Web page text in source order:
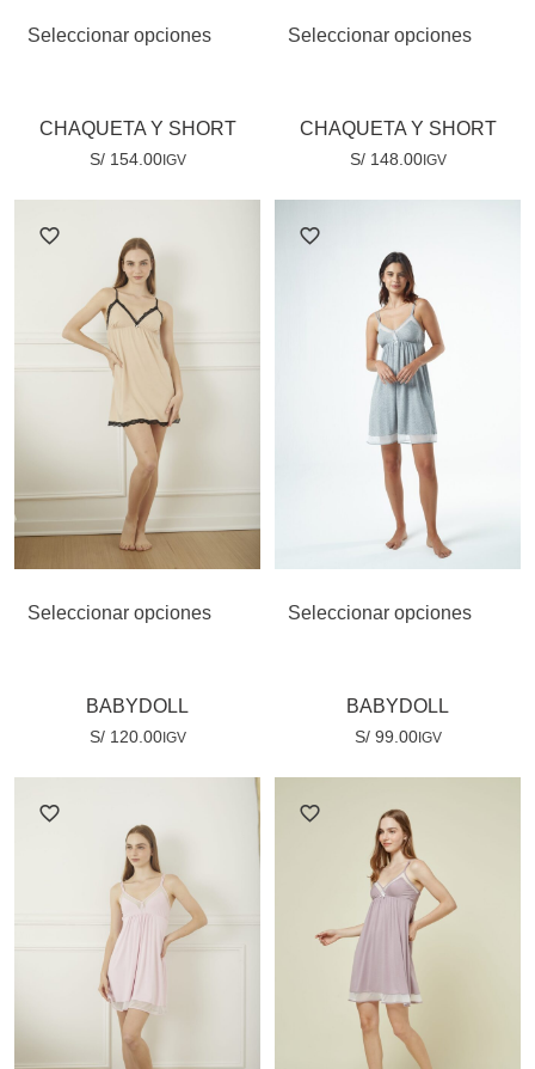
Seleccionar opciones
CHAQUETA Y SHORT
S/154.00IGV
Seleccionar opciones
CHAQUETA Y SHORT
S/148.00IGV
Seleccionar opciones
BABYDOLL
S/120.00IGV
Seleccionar opciones
BABYDOLL
S/99.00IGV